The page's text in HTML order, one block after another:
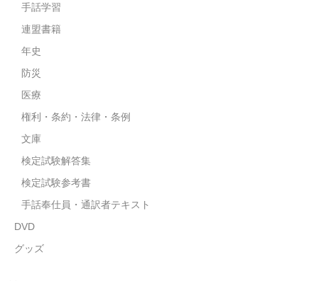
手話学習
連盟書籍
年史
防災
医療
権利・条約・法律・条例
文庫
検定試験解答集
検定試験参考書
手話奉仕員・通訳者テキスト
DVD
グッズ